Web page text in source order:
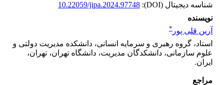
شناسه دیجیتال (DOI):
10.22059/jipa.2024.97748
نویسنده
آرین قلی پور *
استاد، گروه رهبری و سرمایه انسانی، دانشکده مدیریت دولتی و
علوم سازمانی، دانشکدگان مدیریت، دانشگاه تهران، تهران،
ایران.
مراجع